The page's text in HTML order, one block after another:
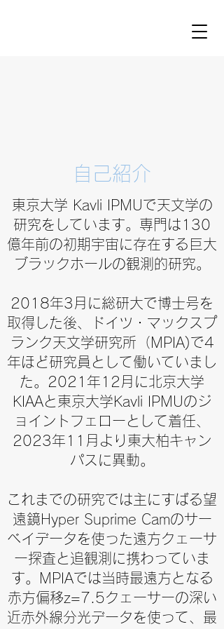
自己紹介
東京大学 Kavli IPMUで天文学の
研究をしています。専門は130
億年前の初期宇宙に存在する巨大
ブラックホールの観測的研究。
2018年3月に総研大で博士号を
取得した後、ドイツ・マックスプ
ランク天文学研究所（MPIA)で4
年ほど研究員として働いていまし
た。2021年12月に北京大学
KIAAと東京大学Kavli IPMUのジ
ョイントフェローとして着任、
2023年11月より東大柏キャン
パスに異動。
これまでの研究では主にすばる望
遠鏡Hyper Suprime Camのサー
ベイデータを使った遠方クェーサ
ー探査と追観測に携わっていま
す。MPIAでは当時最遠方となる
赤方偏移z=7.5クェーサーの深い
近赤外線分光データを使って、最